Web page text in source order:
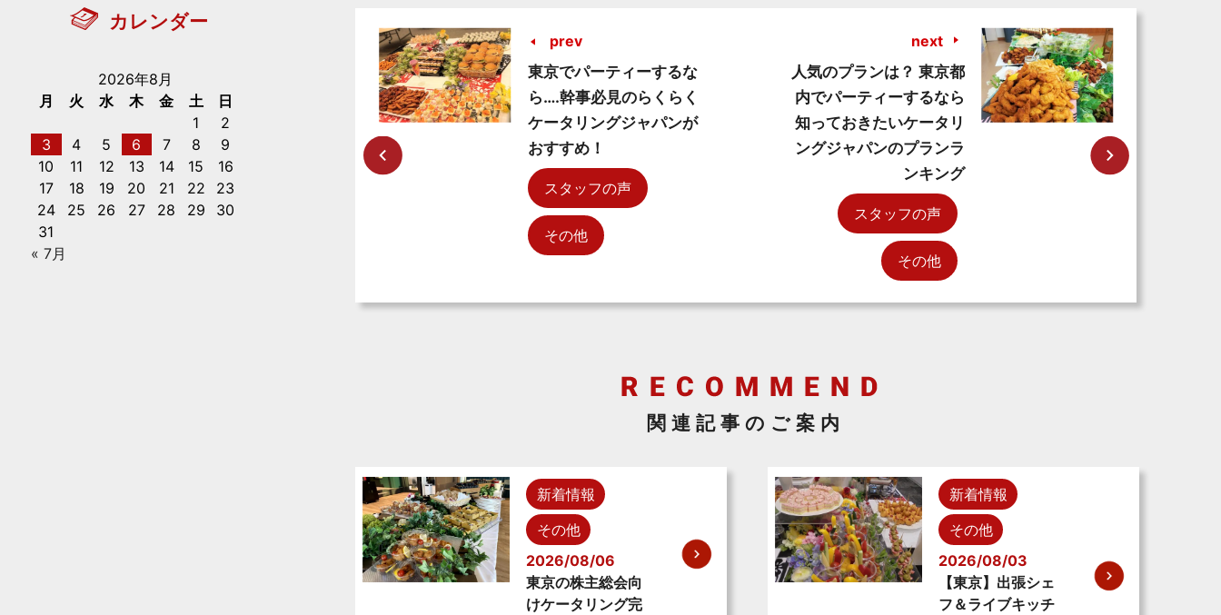
prev
東京でパーティーするな
ら….幹事必見のらくらく
ケータリングジャパンが
おすすめ！
スタッフの声
その他
next
人気のプランは？ 東京都
内でパーティーするなら
知っておきたいケータリ
ングジャパンのプランラ
ンキング
スタッフの声
その他
関連記事のご案内
新着情報
その他
2026/08/06
東京の株主総会向
けケータリング完
新着情報
その他
2026/08/03
【東京】出張シェ
フ＆ライブキッチ
カレンダー
2026年8月
月
火 水 木 金 土
日
1
2
3
4 5 6 7 8
9
10
11 12 13 14 15
16
17
18 19 20 21 22
23
24
25 26 27 28 29
30
31
« 7月